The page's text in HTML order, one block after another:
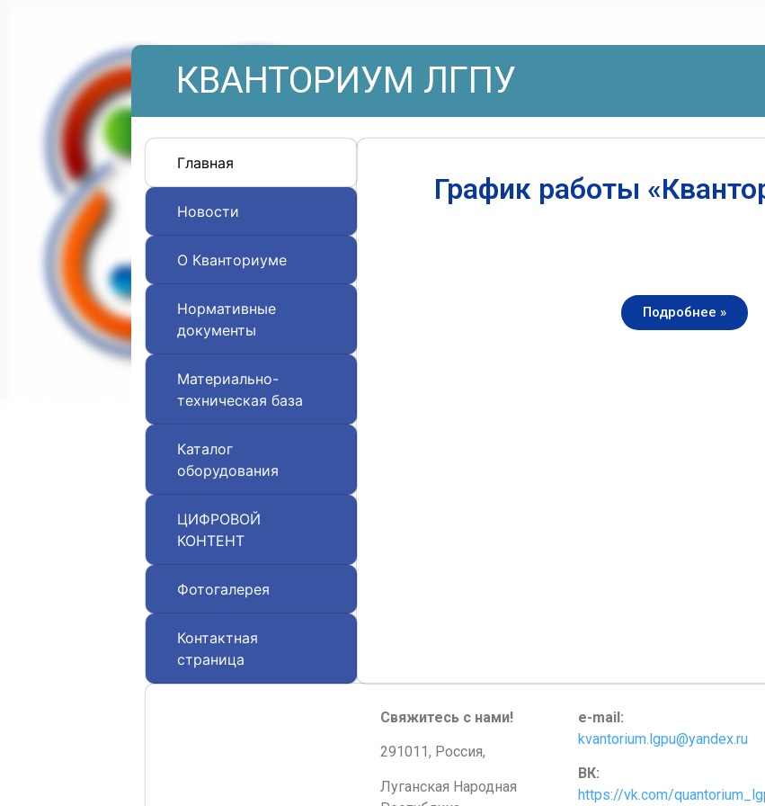
КВАНТОРИУМ ЛГПУ
Главная
Новости
О Кванториуме
Нормативные
документы
Материально-
техническая база
Каталог
оборудования
ЦИФРОВОЙ
КОНТЕНТ
Фотогалерея
Контактная
страница
График работы
Подробнее »
Свяжитесь с нами!
291011, Россия,
Луганская Народная
e-mail:
kvantorium.lgpu@yandex.ru
ВК:
https://vk.com/